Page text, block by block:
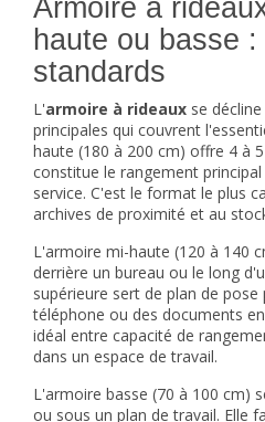
Armoire à
haute ou basse
standards
L'armoire à rideaux se
principales qui couvrent
haute (180 à 200 cm) offre 4 à
constitue le rangement
service. C'est le format le plus
archives de proximité et au
L'armoire mi-haute (120 à 140
derrière un bureau ou le long
supérieure sert de plan de
téléphone ou des documents
idéal entre capacité de
dans un espace de travail.
L'armoire basse (70 à 100 cm)
ou sous un plan de travail. Elle